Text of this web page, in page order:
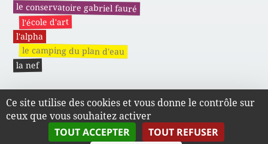
le conservatoire gabriel fauré
l'école d'art
l'alpha
le camping du plan d'eau
la nef
Actes administratifs du SMAPE
Ce site utilise des cookies et vous donne le contrôle sur
ceux que vous souhaitez activer
TOUT ACCEPTER
TOUT REFUSER